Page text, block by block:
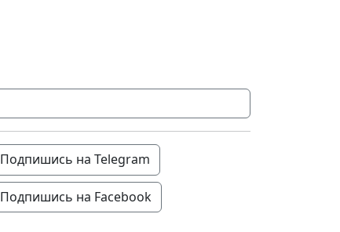
Подпишись на Telegram
Подпишись на Facebook